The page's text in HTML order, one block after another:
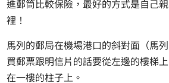
進郵筒比較保險，最好的方式是自己
裡！
馬列的郵局在機場港口的斜對面（馬
買郵票跟明信片的話要從左邊的樓梯
在一樓的柱子上。